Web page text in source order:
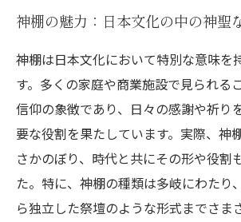
神棚を通じて再発見する日本の
神棚の魅力：日本文化の中の神聖
神棚は日本文化において特別な意味を
す。多くの家庭や商業施設で見られる
信仰の象徴であり、日々の感謝や祈り
要な役割を果たしています。実際、神
さかのぼり、時代と共にその形や役割
た。特に、神棚の種類は多岐にわたり
ら独立した祭壇のような形式までさま